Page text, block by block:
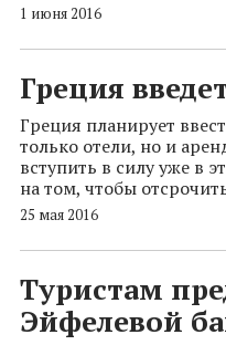
1 июня 2016
Греция
Греция планирует
только отели, но и
вступить в силу уже в
на том, чтобы
25 мая 2016
Туристам
Эйфелевой